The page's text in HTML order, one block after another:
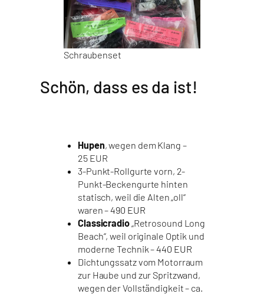
Schraubenset
Schön, dass es da ist!
Hupen, wegen dem Klang –
25 EUR
3-Punkt-Rollgurte vorn, 2-
Punkt-Beckengurte hinten
statisch, weil die Alten „oll“
waren –490 EUR
Classicradio„Retrosound Long
Beach“, weil originale Optik und
moderne Technik –440 EUR
Dichtungssatz vom Motorraum
zur Haube und zur Spritzwand,
wegen der Vollständigkeit – ca.